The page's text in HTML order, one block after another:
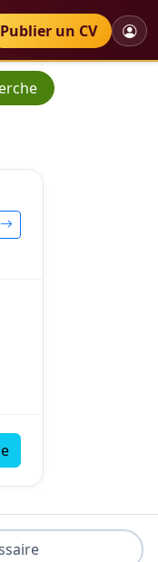
Publier un CV